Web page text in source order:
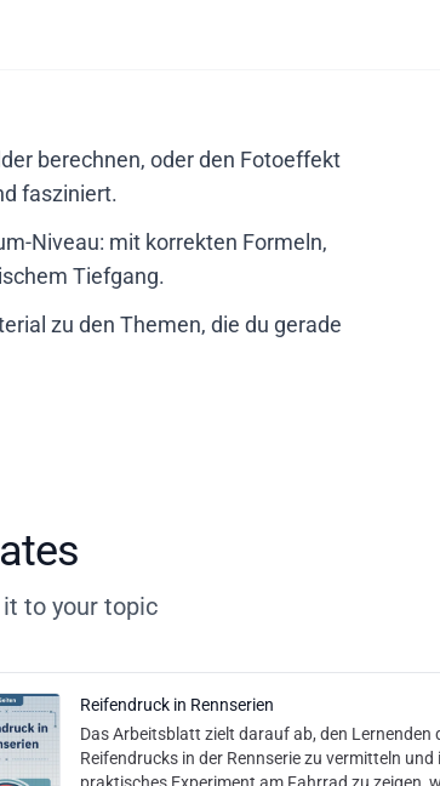
berechnen, oder den Fotoeffekt
fasziniert.
Niveau: mit korrekten Formeln,
Tiefgang.
zu den Themen, die du gerade
to your topic
Reifendruck in Rennserien
Das Arbeitsblatt zielt darauf ab, den Lernenden
Reifendrucks in der Rennserie zu vermitteln und